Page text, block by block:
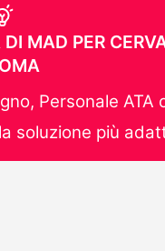
MAD PER
Personale ATA
soluzione più